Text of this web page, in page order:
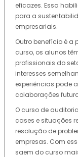
eficazes. Essa
para a
empresariais.
Outro benefício é a
curso, os alunos
profissionais do
interesses
experiências pode
colaborações
O curso de
cases e situações
resolução de
empresas. Com
saem do curso